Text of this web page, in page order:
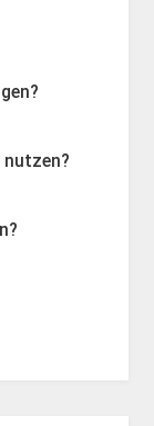
nutzen?